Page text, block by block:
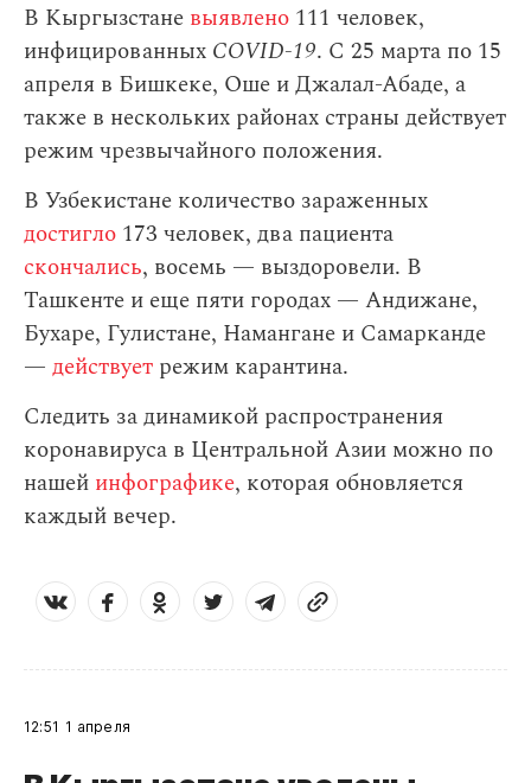
В Кыргызстане выявлено 111 человек,
инфицированных COVID-19. С 25 марта по 15
апреля в Бишкеке, Оше и Джалал-Абаде, а
также в нескольких районах страны действует
режим чрезвычайного положения.
В Узбекистане количество зараженных
достигло 173 человек, два пациента
скончались, восемь — выздоровели. В
Ташкенте и еще пяти городах — Андижане,
Бухаре, Гулистане, Намангане и Самарканде
— действует режим карантина.
Следить за динамикой распространения
коронавируса в Центральной Азии можно по
нашей инфографике, которая обновляется
каждый вечер.
12:51 1 апреля